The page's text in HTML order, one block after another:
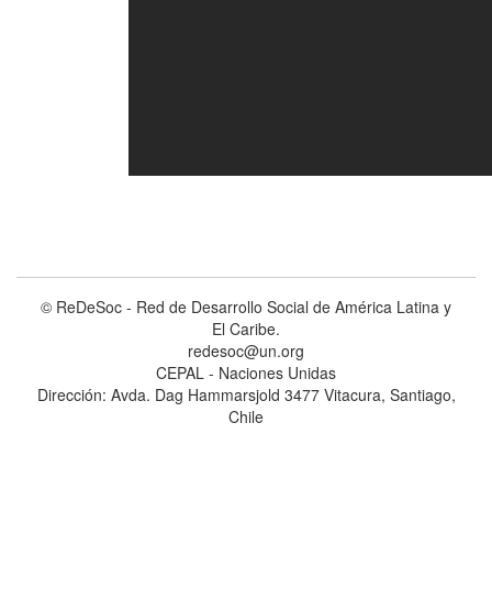
© ReDeSoc - Red de Desarrollo Social de América Latina y
El Caribe.
redesoc@un.org
CEPAL - Naciones Unidas
Dirección: Avda. Dag Hammarsjold 3477 Vitacura, Santiago,
Chile